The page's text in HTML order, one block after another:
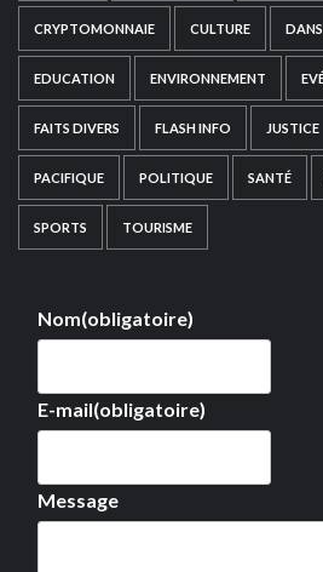
CRYPTOMONNAIE CULTURE
EDUCATION ENVIRONNEMENT
FAITS DIVERS FLASH INFO JUSTICE
PACIFIQUE POLITIQUE SANTÉ
SPORTS TOURISME
Nom(obligatoire)
E-mail(obligatoire)
Message